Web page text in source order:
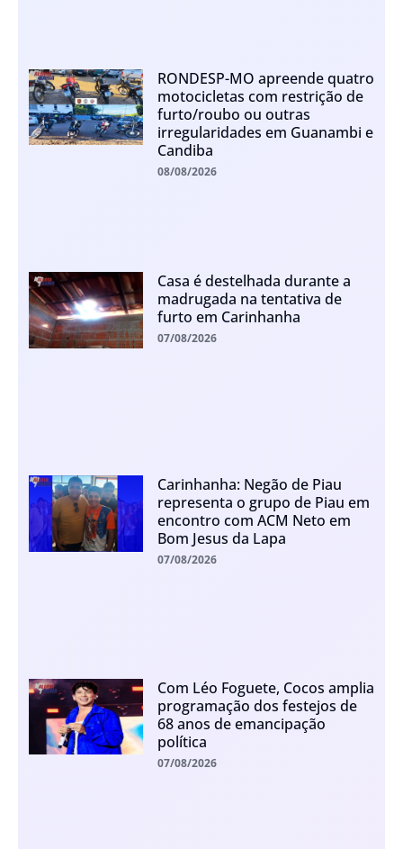
RONDESP-MO apreende quatro
motocicletas com restrição de
furto/roubo ou outras
irregularidades em Guanambi e
Candiba
08/08/2026
Casa é destelhada durante a
madrugada na tentativa de
furto em Carinhanha
07/08/2026
Carinhanha: Negão de Piau
representa o grupo de Piau em
encontro com ACM Neto em
Bom Jesus da Lapa
07/08/2026
Com Léo Foguete, Cocos amplia
programação dos festejos de
68 anos de emancipação
política
07/08/2026